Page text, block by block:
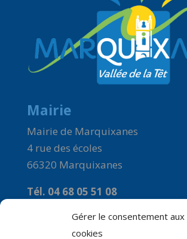
Gérer le consentement aux
cookies
Mairie
Mairie de Marquixanes
4 rue des écoles
66320 Marquixanes
Tél. 04 68 05 51 08